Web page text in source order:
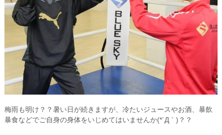
梅雨も明け？？暑い日が続きますが、冷たいジュースやお酒、暴飲
暴食などでご自身の身体をいじめてはいませんか(*´Д｀)？？